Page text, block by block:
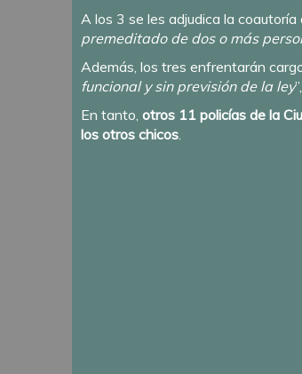
A los 3 se les adjudica la coautoría
premeditado de dos o más
Además, los tres enfrentarán
funcional y sin previsión de la ley
En tanto,otros 11 policías de la
los otros chicos